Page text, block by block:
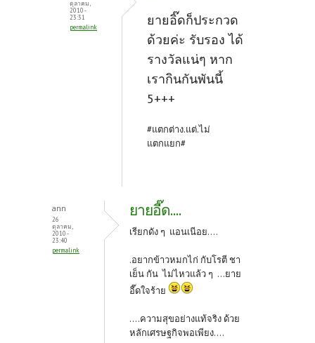
ตุลาคม,
2010 -
23:31
permalink
ยายอิ๊ดก็ประกวด
ด้วยค่ะ รับรอง ได้
รางวัลแน่ๆ หาก
เรากินกันพันนี้
5+++
#แตกต่าง.แต่.ไม่
แตกแยก#
ann
26
ตุลาคม,
2010 -
23:40
permalink
ยายอี๊ด....
เรียกดัง ๆ แอนเนีอย....
.อยากข้าวหมกไก่ กับโรตี ชา
เย็น กัน ไม่ไหวแล้ว ๆ ...ยาย
อี๊ดใจร้าย
....ความสุขอย่างแท้จริง ด้วย
หลักเศรษฐกิจพอเพียง....